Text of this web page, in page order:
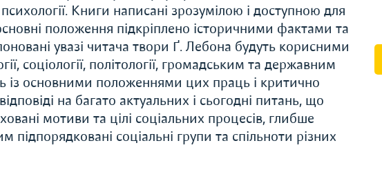
психології. Книги написані зрозумілою і доступною для
положення підкріплено історичними фактами та
увазі читача твори Ґ. Лебона будуть корисними
соціології, політології, громадським та державним
основними положеннями цих праць і критично
на багато актуальних і сьогодні питань, що
мотиви та цілі соціальних процесів, глибше
підпорядковані соціальні групи та спільноти різних